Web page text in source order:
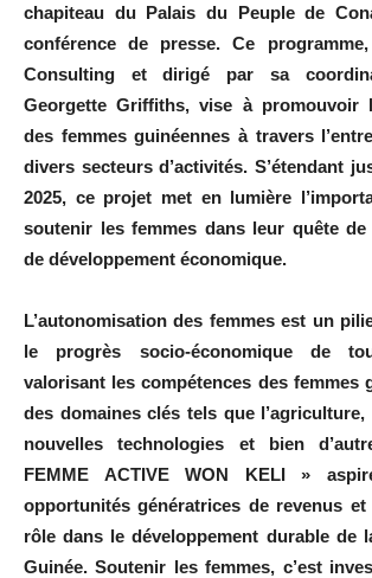
chapiteau du Palais du Peuple de
conférence de presse. Ce
Consulting et dirigé par sa
Georgette Griffiths, vise à promouvoir
des femmes guinéennes à travers
divers secteurs d’activités. S’étendant
2025, ce projet met en lumière
soutenir les femmes dans leur quête de
de développement économique.
L’autonomisation des femmes est un
le progrès socio-économique de
valorisant les compétences des femmes
des domaines clés tels que
nouvelles technologies et bien
FEMME ACTIVE WON KELI »
opportunités génératrices de revenus
rôle dans le développement durable de
Guinée. Soutenir les femmes, c’est